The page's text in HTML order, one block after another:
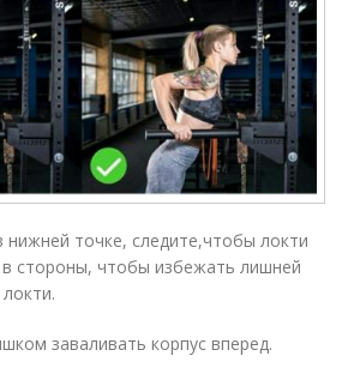
нижней точке, следите,чтобы локти
в стороны, чтобы избежать лишней
заваливать корпус вперед.